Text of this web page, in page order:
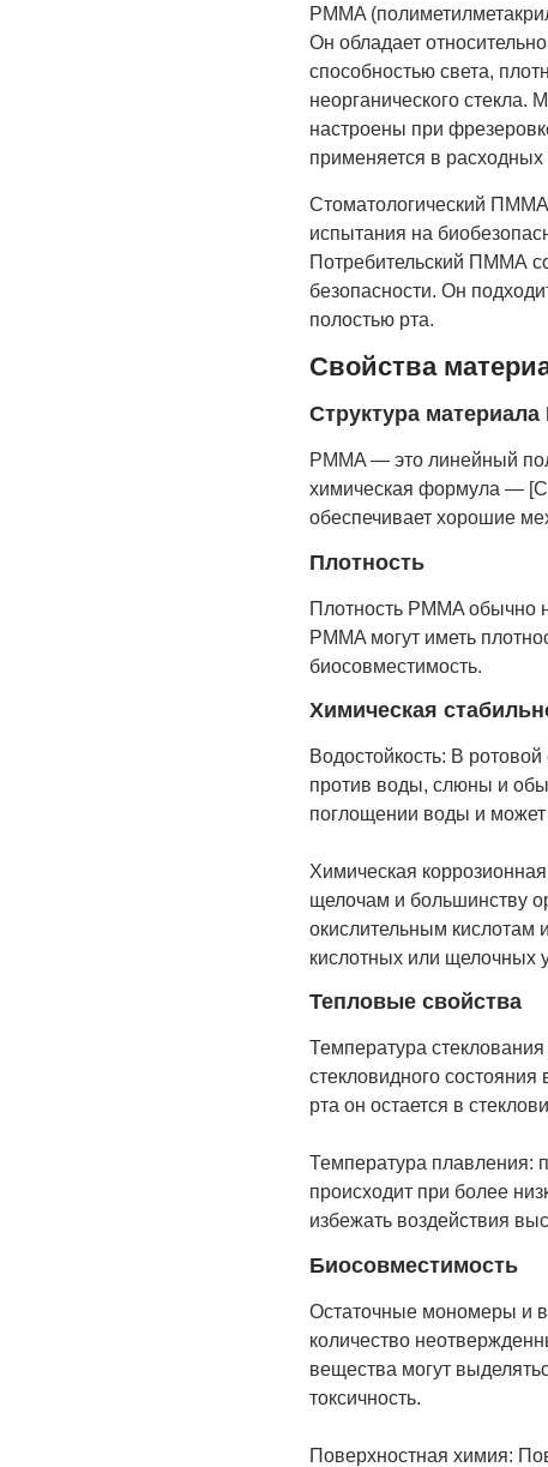
PMMA
Он обладает
способностью света,
неорганического
настроены при
применяется в расходных
Стоматологический
испытания на
Потребительский ПММА
безопасности. Он
полостью рта.
Свойства
Структура материала
PMMA — это линейный
химическая формула —
обеспечивает хорошие
Плотность
Плотность PMMA обычно
PMMA могут иметь
биосовместимость.
Химическая
Водостойкость: В
против воды, слюны и
поглощении воды и может
Химическая
щелочам и большинству
окислительным кислотам
кислотных или щелочных
Тепловые свойства
Температура
стекловидного
рта он остается в
Температура плавления:
происходит при более
избежать воздействия
Биосовместимость
Остаточные мономеры и
количество
вещества могут
токсичность.
Поверхностная химия: